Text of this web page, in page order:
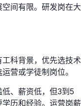
间有限。研发岗在大
科背景，优先选技术
营或学徒制岗位。
、薪资低，但3到5
历和经验。运营岗薪